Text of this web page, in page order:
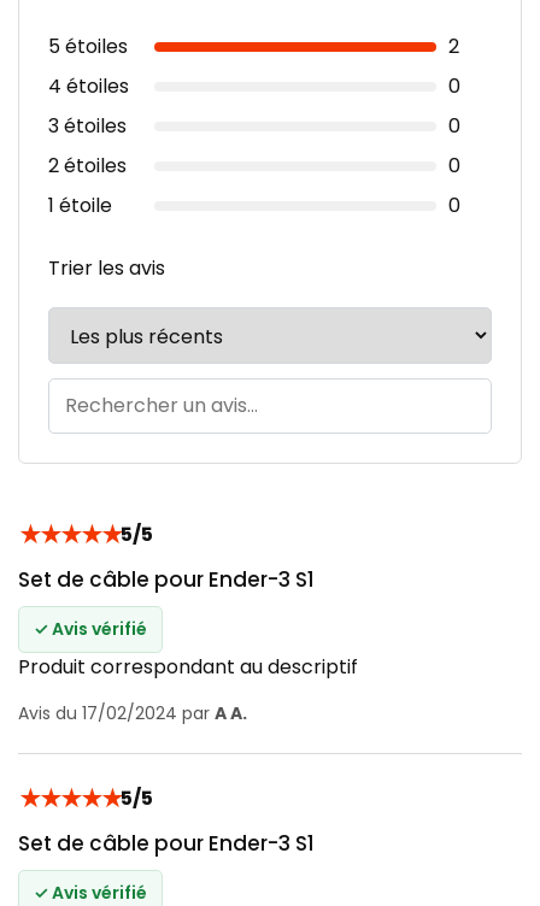
5 étoiles
2
4 étoiles
0
3 étoiles
0
2 étoiles
0
1 étoile
0
Trier les avis
★★★★★5/5
Set de câble pour Ender-3 S1
✓ Avis vérifié
Produit correspondant au descriptif
Avis du 17/02/2024 par A A.
★★★★★5/5
Set de câble pour Ender-3 S1
✓ Avis vérifié